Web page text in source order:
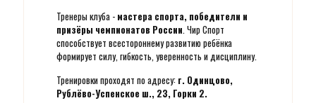
Тренеры клуба - мастера спорта, победители и
призёры чемпионатов России. Чир Спорт
способствует всестороннему развитию ребёнка
формирует силу, гибкость, уверенность и дисциплину.
Тренировки проходят по адресу: г. Одинцово,
Рублёво-Успенское ш., 23, Горки 2.